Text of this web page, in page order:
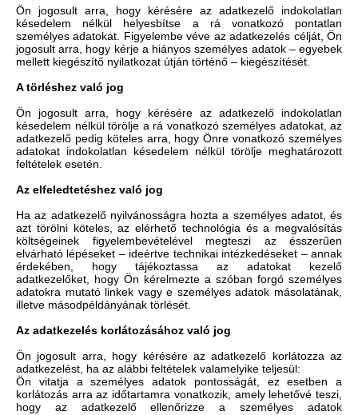
Ön jogosult arra, hogy kérésére az adatkezelő indokolatlan
késedelem nélkül helyesbítse a rá vonatkozó pontatlan
személyes adatokat. Figyelembe véve az adatkezelés célját, Ön
jogosult arra, hogy kérje a hiányos személyes adatok – egyebek
mellett kiegészítő nyilatkozat útján történő – kiegészítését.
A törléshez való jog
Ön jogosult arra, hogy kérésére az adatkezelő indokolatlan
késedelem nélkül törölje a rá vonatkozó személyes adatokat, az
adatkezelő pedig köteles arra, hogy Önre vonatkozó személyes
adatokat indokolatlan késedelem nélkül törölje meghatározott
feltételek esetén.
Az elfeledtetéshez való jog
Ha az adatkezelő nyilvánosságra hozta a személyes adatot, és
azt törölni köteles, az elérhető technológia és a megvalósítás
költségeinek figyelembevételével megteszi az ésszerűen
elvárható lépéseket – ideértve technikai intézkedéseket – annak
érdekében, hogy tájékoztassa az adatokat kezelő
adatkezelőket, hogy Ön kérelmezte a szóban forgó személyes
adatokra mutató linkek vagy e személyes adatok másolatának,
illetve másodpéldányának törlését.
Az adatkezelés korlátozásához való jog
Ön jogosult arra, hogy kérésére az adatkezelő korlátozza az
adatkezelést, ha az alábbi feltételek valamelyike teljesül:
Ön vitatja a személyes adatok pontosságát, ez esetben a
korlátozás arra az időtartamra vonatkozik, amely lehetővé teszi,
hogy az adatkezelő ellenőrizze a személyes adatok